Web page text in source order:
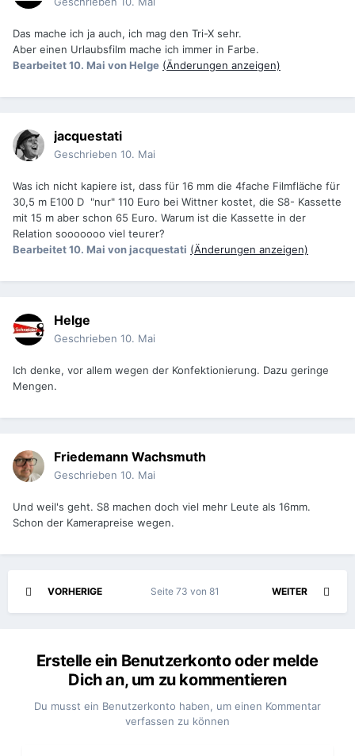
Das mache ich ja auch, ich mag den Tri-X sehr.
Aber einen Urlaubsfilm mache ich immer in Farbe.
Bearbeitet10. Mai von Helge (Änderungen anzeigen)
jacquestati
Geschrieben 10. Mai
Was ich nicht kapiere ist, dass für 16 mm die 4fache Filmfläche für
30,5 m E100 D "nur" 110 Euro bei Wittner kostet, die S8- Kassette
mit 15 m aber schon 65 Euro. Warum ist die Kassette in der
Relation sooooooo viel teurer?
Bearbeitet10. Mai von jacquestati (Änderungen anzeigen)
Helge
Geschrieben 10. Mai
Ich denke, vor allem wegen der Konfektionierung. Dazu geringe
Mengen.
Friedemann Wachsmuth
Geschrieben 10. Mai
Und weil's geht. S8 machen doch viel mehr Leute als 16mm.
Schon der Kamerapreise wegen.
VORHERIGE WEITER
Seite 73 von 81
Erstelle ein Benutzerkonto oder melde
Dich an, um zu kommentieren
Du musst ein Benutzerkonto haben, um einen Kommentar
verfassen zu können